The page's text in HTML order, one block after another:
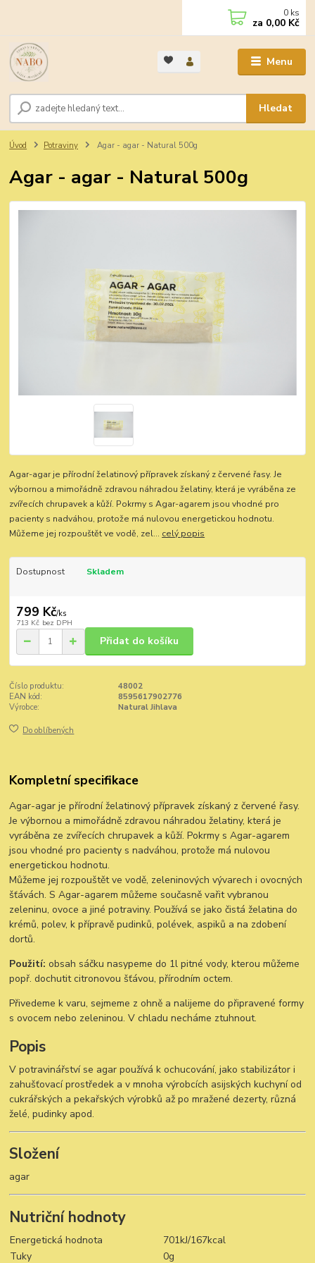
Menu
Hledat
0 ks
za 0,00 Kč
Úvod Potraviny Agar - agar - Natural 500g
Agar - agar - Natural 500g
Agar-agar je přírodní želatinový přípravek získaný z červené řasy. Je
výbornou a mimořádně zdravou náhradou želatiny, která je vyráběna ze
zvířecích chrupavek a kůží. Pokrmy s Agar-agarem jsou vhodné pro
pacienty s nadváhou, protože má nulovou energetickou hodnotu.
Můžeme jej rozpouštět ve vodě, zel... celý popis
Dostupnost Skladem
799 Kč/ks
713 Kč bez DPH
Přidat do košíku
Číslo produktu:
48002
EAN kód:
8595617902776
Výrobce:
Natural Jihlava
Do oblíbených
Kompletní specifikace
Agar-agar je přírodní želatinový přípravek získaný z červené řasy.
Je výbornou a mimořádně zdravou náhradou želatiny, která je
vyráběna ze zvířecích chrupavek a kůží. Pokrmy s Agar-agarem
jsou vhodné pro pacienty s nadváhou, protože má nulovou
energetickou hodnotu.
Můžeme jej rozpouštět ve vodě, zeleninových vývarech i ovocných
šťávách. S Agar-agarem můžeme současně vařit vybranou
zeleninu, ovoce a jiné potraviny. Používá se jako čistá želatina do
krémů, polev, k přípravě pudinků, polévek, aspiků a na zdobení
dortů.
Použití: obsah sáčku nasypeme do 1l pitné vody, kterou můžeme
popř. dochutit citronovou šťávou, přírodním octem.
Přivedeme k varu, sejmeme z ohně a nalijeme do připravené formy
s ovocem nebo zeleninou. V chladu necháme ztuhnout.
Popis
V potravinářství se agar používá k ochucování, jako stabilizátor i
zahušťovací prostředek a v mnoha výrobcích asijských kuchyní od
cukrářských a pekařských výrobků až po mražené dezerty, různá
želé, pudinky apod.
Složení
agar
Nutriční hodnoty
Energetická hodnota
701kJ/167kcal
Tuky
0g